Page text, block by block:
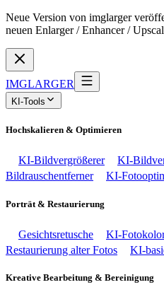
Neue Version von imglarger
neuen Enlarger / Enhancer /
IMGLARGER
KI-Tools
Hochskalieren & Optimieren
KI-Bildvergrößerer KI-
Bildrauschentferner
KI-
Porträt & Restaurierung
Gesichtsretusche KI-
Restaurierung alter Fotos
KI-
Kreative Bearbeitung & Bereinigung